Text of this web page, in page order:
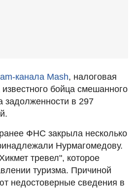
канала Mash, налоговая
известного бойца смешанного
задолженности в 297
ФНС закрыла несколько
Нурмагомедову.
тревел", которое
туризма. Причиной
недостоверные сведения в